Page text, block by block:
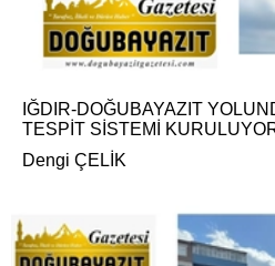
IĞDIR-DOĞUBAYAZIT
TESPİT SİSTEMİ
Dengi ÇELİK